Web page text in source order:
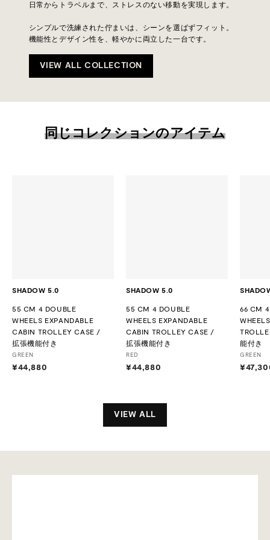
日常からトラベルまで、ストレスのない移動を実現します。
シンプルで洗練された佇まいは、シーンを選ばずフィット。
機能性とデザイン性を、軽やかに両立した一台です。
VIEW ALL COLLECTION
同じコレクションのアイテム
SHADOW 5.0
55 CM 4 DOUBLE
WHEELS EXPANDABLE
CABIN TROLLEY CASE /
拡張機能付き
GREEN
¥44,880
SHADOW 5.0
55 CM 4 DOUBLE
WHEELS EXPANDABLE
CABIN TROLLEY CASE /
拡張機能付き
RED
¥44,880
,
8
66 CM
能付き
GREEN
VIEW ALL